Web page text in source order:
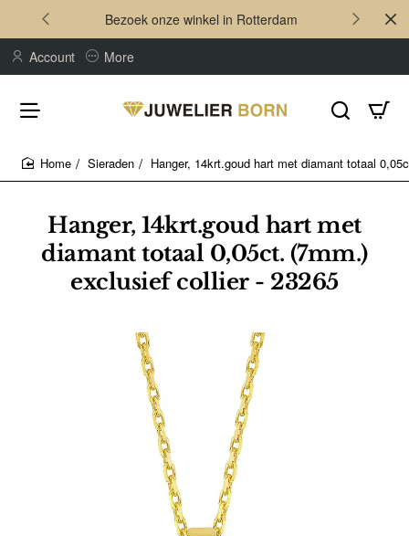
Bezoek onze winkel in Rotterdam
Account More
Hanger, 14krt.goud hart met
diamant totaal 0,05ct. (7mm.)
exclusief collier - 23265
Sieraden Hanger, 14krt.goud hart met diamant totaal